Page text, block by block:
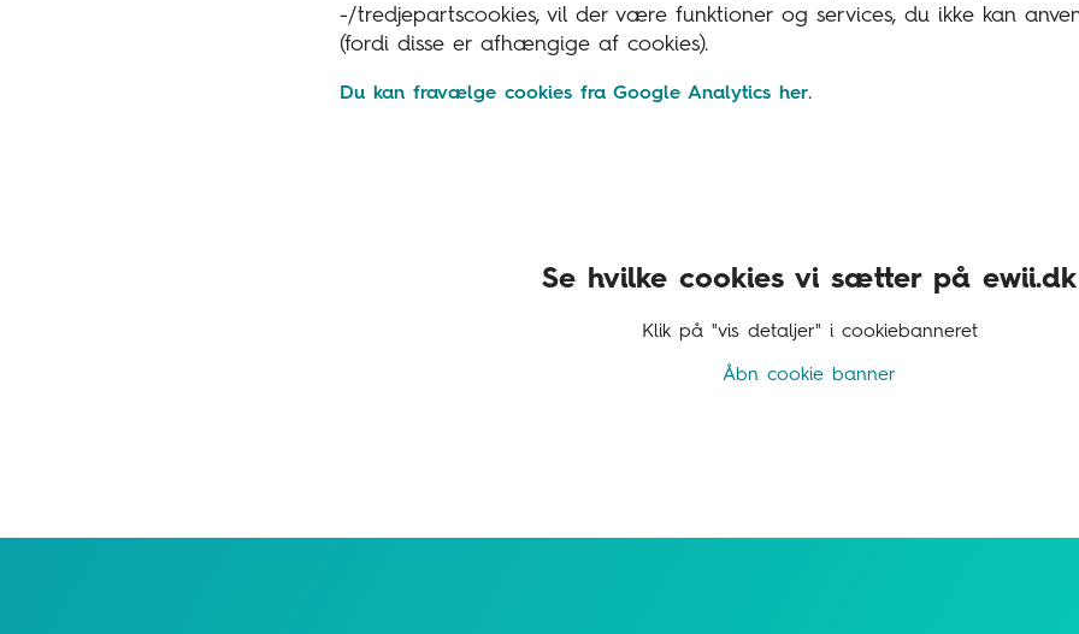
-/tredjepartscookies, vil der være funktioner og services, du ikke kan
(fordi disse er afhængige af cookies).
Du kan fravælge cookies fra Google Analytics her.
Se hvilke cookies vi sætter på ewii.dk
Klik på "vis detaljer" i cookiebanneret
Åbn cookie banner